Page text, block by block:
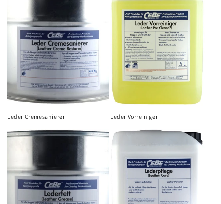
Leder Cremesanierer Leder Vorreiniger